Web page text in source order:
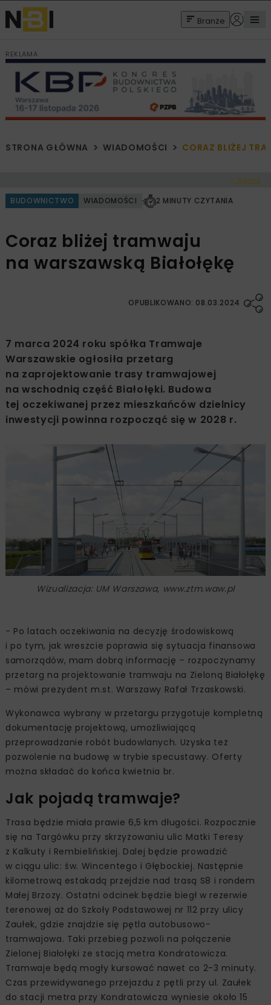
Branże
REKLAMA
STRONA GŁÓWNA WIADOMOŚCI CORAZ BLIŻEJ
< Cofnij
BUDOWNICTWO WIADOMOŚCI 2 MINUTY CZYTANIA
Coraz bliżej tramwaju
na warszawską Białołękę
OPUBLIKOWANO: 08.03.2024
7 marca 2024 roku spółka Tramwaje
Warszawskie ogłosiła przetarg
na zaprojektowanie trasy tramwajowej
na wschodnią część Białołęki. Budowa
tej oczekiwanej przez mieszkańców dzielnicy
inwestycji powinna rozpocząć się w 2028 r.
Wizualizacja: UM Warszawa, www.ztm.waw.pl
- Po latach oczekiwania na decyzję środowiskową
i po tym, jak wreszcie poprawia się sytuacja finansowa
samorządów, mam dobrą informację – rozpoczynamy
przetarg na projektowanie tramwaju na Zieloną Białołękę
– mówi prezydent m.st. Warszawy Rafał Trzaskowski.
Wykonawca wybrany w przetargu przygotuje kompletną
dokumentację projektową, umożliwiającą
przeprowadzanie robót budowlanych. Uzyska też
pozwolenie na budowę w trybie specustawy. Oferty
można składać do końca kwietnia br.
Jak pojadą tramwaje?
Trasa będzie miała prawie 6,5 km długości. Rozpocznie
się na Targówku przy skrzyżowaniu ulic Matki Teresy
z Kalkuty i Rembielińskiej. Dalej będzie prowadzić
w ciągu ulic: św. Wincentego i Głębockiej. Następnie
kilometrową estakadą przejdzie nad trasą S8 i rondem
Małej Brzozy. Ostatni odcinek będzie biegł w rezerwie
terenowej aż do Szkoły Podstawowej nr 112 przy ulicy
Zaułek, gdzie znajdzie się pętla autobusowo-
tramwajowa. Taki przebieg pozwoli na połączenie
Zielonej Białołęki ze stacją metra Kondratowicza.
Tramwaje będą mogły kursować nawet co 2-3 minuty.
Czas przewidywanego przejazdu z pętli przy ul. Zaułek
do stacji metra przy Kondratowicza wyniesie około 15